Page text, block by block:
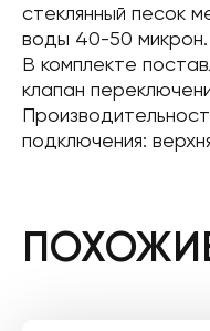
стеклянный песок
воды 40-50 микрон.
В комплекте
клапан
подключения: